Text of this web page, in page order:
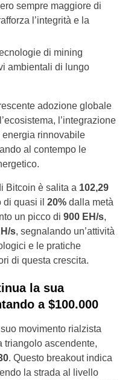
sempre maggiore di
l’integrità e la
di mining
ambientali di lungo
adozione globale
l’integrazione
energia rinnovabile
al contempo le
Bitcoin è salita a 102,29
di quasi il 20% dalla metà
un picco di 900 EH/s,
s, segnalando un’attività
e le pratiche
di questa crescita.
la sua
a $100.000
movimento rialzista
triangolo ascendente,
. Questo breakout indica
la strada al livello